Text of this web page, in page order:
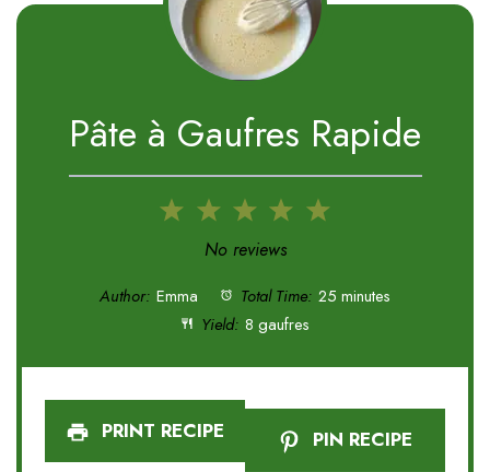
Pâte à Gaufres Rapide
5
4
3
Stars
2
Stars
1
Star
No reviews
Author: Emma Total Time: 25 minutes
Yield: 8 gaufres
PRINT RECIPE PIN RECIPE